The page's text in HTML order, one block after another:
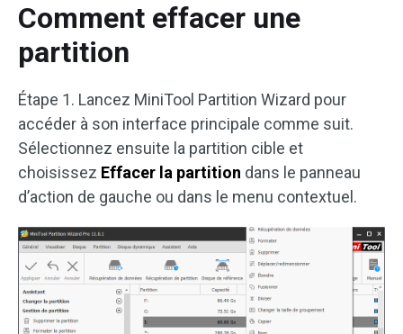
Comment effacer une
partition
Étape 1. Lancez MiniTool Partition Wizard pour
accéder à son interface principale comme suit.
Sélectionnez ensuite la partition cible et
choisissez Effacer la partition dans le panneau
d’action de gauche ou dans le menu contextuel.